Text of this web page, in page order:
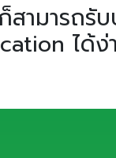
มารถรับ
ได้ง่